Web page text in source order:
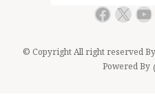
X
© Copyright All right reserved By
Powered By